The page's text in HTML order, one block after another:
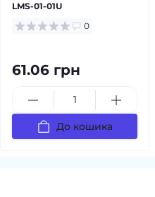
LMS-01-01U
0
61.06 грн
До кошика